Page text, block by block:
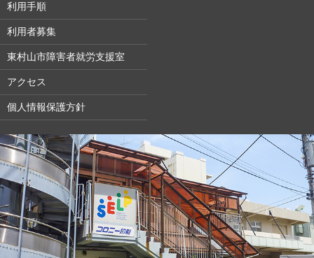
利用手順
利用者募集
東村山市障害者就労支援室
アクセス
個人情報保護方針